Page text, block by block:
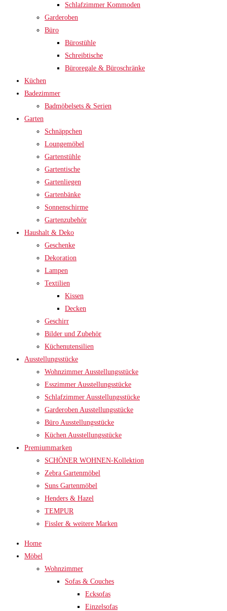
Schlafzimmer Kommoden
Garderoben
Büro
Bürostühle
Schreibtische
Büroregale & Büroschränke
Küchen
Badezimmer
Badmöbelsets & Serien
Garten
Schnäppchen
Loungemöbel
Gartenstühle
Gartentische
Gartenliegen
Gartenbänke
Sonnenschirme
Gartenzubehör
Haushalt & Deko
Geschenke
Dekoration
Lampen
Textilien
Kissen
Decken
Geschirr
Bilder und Zubehör
Küchenutensilien
Ausstellungsstücke
Wohnzimmer Ausstellungsstücke
Esszimmer Ausstellungsstücke
Schlafzimmer Ausstellungsstücke
Garderoben Ausstellungsstücke
Büro Ausstellungsstücke
Küchen Ausstellungsstücke
Premiummarken
SCHÖNER WOHNEN-Kollektion
Zebra Gartenmöbel
Suns Gartenmöbel
Henders & Hazel
TEMPUR
Fissler & weitere Marken
Home
Möbel
Wohnzimmer
Sofas & Couches
Ecksofas
Einzelsofas